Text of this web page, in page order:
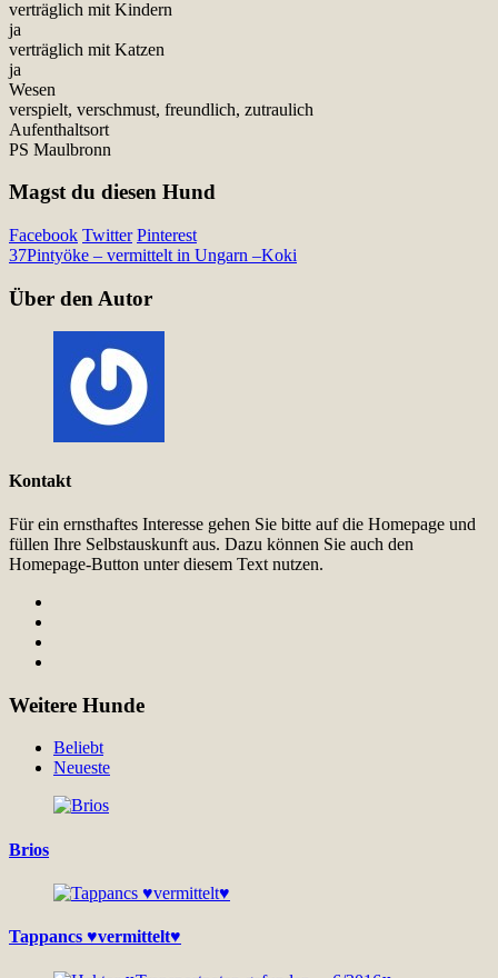
verträglich mit Kindern
ja
verträglich mit Katzen
ja
Wesen
verspielt, verschmust, freundlich, zutraulich
Aufenthaltsort
PS Maulbronn
Magst du diesen Hund
Facebook Twitter Pinterest
37Pintyöke – vermittelt in Ungarn –Koki
Über den Autor
Kontakt
Für ein ernsthaftes Interesse gehen Sie bitte auf die Homepage und
füllen Ihre Selbstauskunft aus. Dazu können Sie auch den
Homepage-Button unter diesem Text nutzen.
Weitere Hunde
Beliebt
Neueste
Brios
Tappancs ♥vermittelt♥